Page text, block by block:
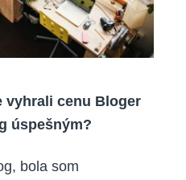
vyhrali cenu Bloger
úspešným?
bola som